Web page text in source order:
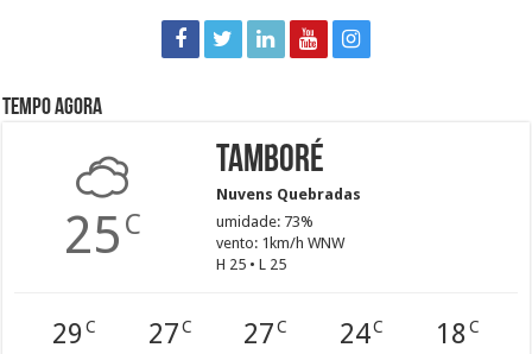
Tempo agora
25 C
Tamboré
Nuvens Quebradas
umidade: 73%
vento: 1km/h WNW
H 25 • L 25
29C 27C 27 C 24C 18C